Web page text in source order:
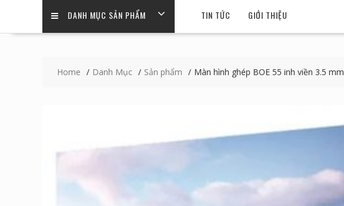
DANH MỤC SẢN PHẨM TIN TỨC GIỚI THIỆU
Home Danh Mục Sản phẩm Màn hình ghép BOE 55 inh viền 3.5 mm